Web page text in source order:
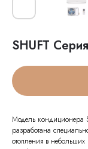
SHUFT
Модель кондиционера
разработана
отопления в